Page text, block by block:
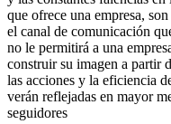
que ofrece una empresa,
el canal de comunicación
no le permitirá a una
construir su imagen a partir
las acciones y la eficiencia
verán reflejadas en mayor
seguidores